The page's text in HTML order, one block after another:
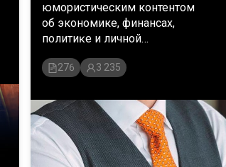
юмористическим контентом
об экономике, финансах,
политиĸе и личной
276 3 235